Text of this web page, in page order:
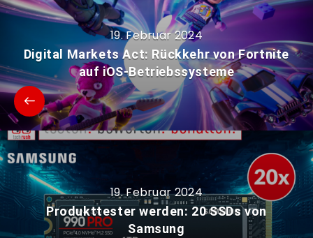
19. Februar 2024
Digital Markets Act: Rückkehr von Fortnite
auf iOS-Betriebssysteme
19. Februar 2024
Produkttester werden: 20 SSDs von
Samsung